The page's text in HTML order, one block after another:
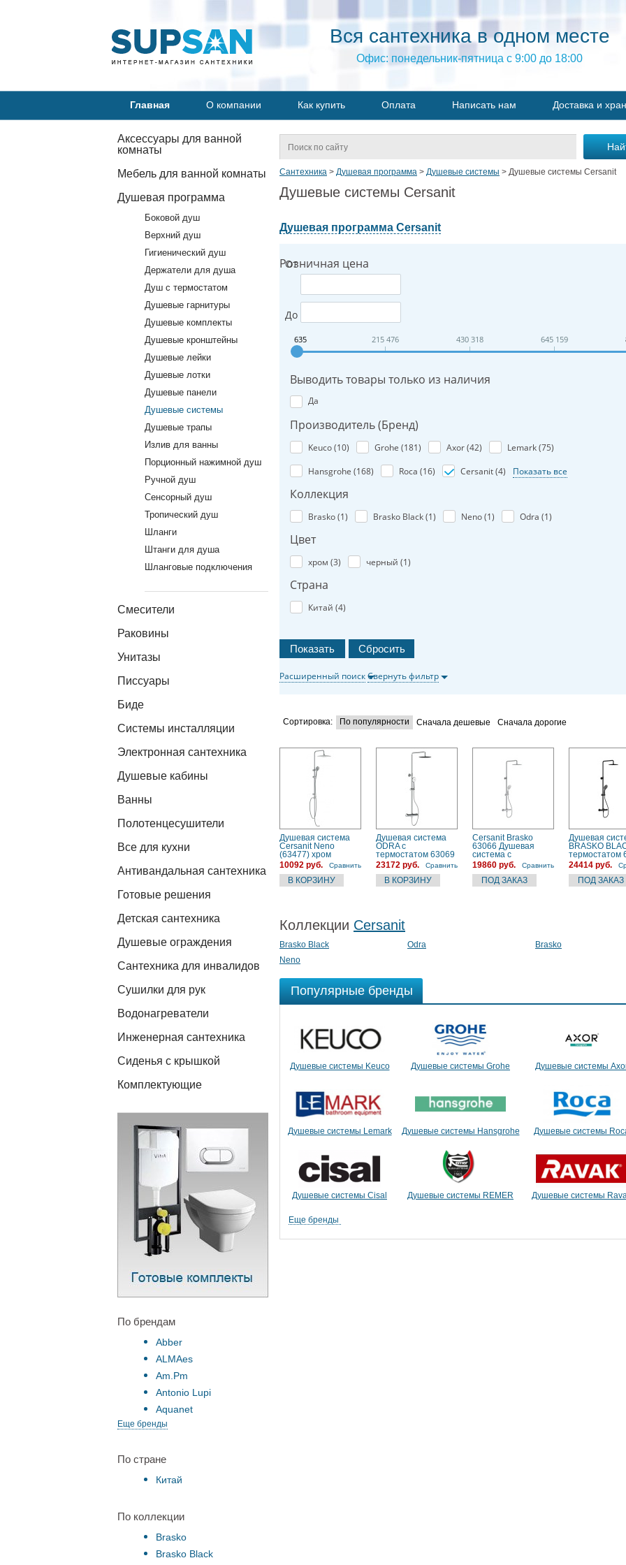
Вся сантехника в одном месте
Офис: понедельник-пятница с 9:00 до 18:00
Главная О компании Как купить Оплата Написать нам Доставка и
Аксессуары для ванной
комнаты
Мебель для ванной комнаты
Душевая программа
Боковой душ
Верхний душ
Гигиенический душ
Держатели для душа
Душ с термостатом
Душевые гарнитуры
Душевые комплекты
Душевые кронштейны
Душевые лейки
Душевые лотки
Душевые панели
Душевые системы
Душевые трапы
Излив для ванны
Порционный нажимной душ
Ручной душ
Сенсорный душ
Тропический душ
Шланги
Штанги для душа
Шланговые подключения
Смесители
Раковины
Унитазы
Писсуары
Биде
Системы инсталляции
Электронная сантехника
Душевые кабины
Ванны
Полотенцесушители
Все для кухни
Антивандальная сантехника
Готовые решения
Детская сантехника
Душевые ограждения
Сантехника для инвалидов
Сушилки для рук
Водонагреватели
Инженерная сантехника
Сиденья с крышкой
Комплектующие
По брендам
Abber
ALMAes
Am.Pm
Antonio Lupi
Aquanet
Еще бренды
По стране
Китай
По коллекции
Brasko
Brasko Black
Сантехника > Душевая программа > Душевые системы > Душевые системы Cersanit
Душевые системы Cersanit
Душевая программа Cersanit
Розничная цена
От
До
635 215 476 430 318 645 159
Выводить товары только из наличия
Да
Производитель (Бренд)
Keuco (10) Grohe (181) Axor (42) Lemark (75)
Hansgrohe (168) Roca (16) Cersanit (4) Показать все
Коллекция
Brasko (1) Brasko Black (1) Neno (1) Odra (1)
Цвет
хром (3) черный (1)
Страна
Китай (4)
Расширенный поискСвернуть фильтр
Сортировка: По популярности Сначала дешевые Сначала дорогие
Душевая система
Cersanit Neno
(63477) хром
10092 руб.
Сравнить
Душевая система
ODRA с
термостатом 63069
23172 руб.
Сравнить
Cersanit Brasko
63066 Душевая
система с
термостатом
19860 руб. Сравнить
Душевая
BRASKO
термостатом
24414 руб.
Коллекции Cersanit
Brasko Black Odra
Brasko
Neno
Популярные бренды
Душевые системы Keuco Душевые системы Grohe Душевые системы
Душевые системы Lemark Душевые системы Hansgrohe Душевые системы
Душевые системы Cisal Душевые системы REMER Душевые системы
Еще бренды